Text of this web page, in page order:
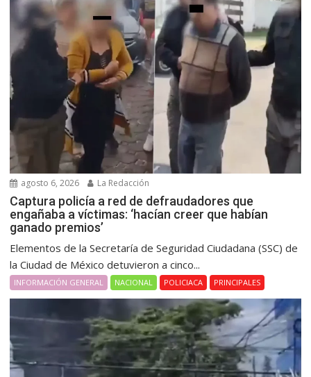
agosto 6, 2026 La Redacción
Captura policía a red de defraudadores que
engañaba a víctimas: ‘hacían creer que habían
ganado premios’
Elementos de la Secretaría de Seguridad Ciudadana (SSC) de
la Ciudad de México detuvieron a cinco...
INFORMACIÓN GENERAL NACIONAL POLICIACA PRINCIPALES